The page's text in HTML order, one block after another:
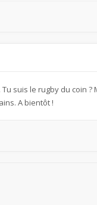
suis le rugby du coin
A bientôt !